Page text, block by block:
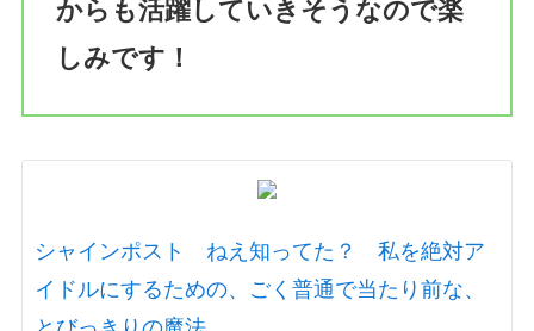
からも活躍していきそうなので楽
しみです！
シャインポスト ねえ知ってた？ 私を絶対ア
イドルにするための、ごく普通で当たり前な、